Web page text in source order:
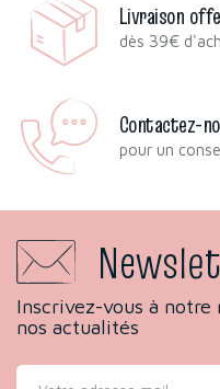
Livraison
dès 39€
Contactez-
pour un
Inscrivez-vous à
nos actualités